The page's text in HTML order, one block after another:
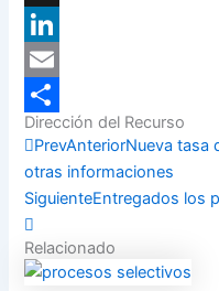
X
LinkedIn
Email
Compartir
Dirección del Recurso
PrevAnteriorNueva tasa
otras informaciones
SiguienteEntregados los
Relacionado